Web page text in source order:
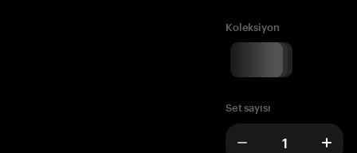
Koleksiyon
Set sayısı